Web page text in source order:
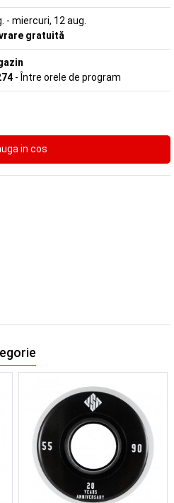
- miercuri, 12 aug.
gratuită
- Între orele de program